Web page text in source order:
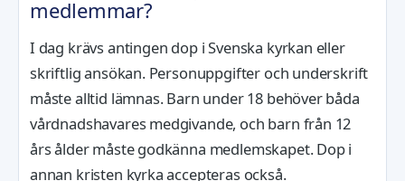
medlemmar?
I dag krävs antingen dop i Svenska kyrkan eller
skriftlig ansökan. Personuppgifter och underskrift
måste alltid lämnas. Barn under 18 behöver båda
vårdnadshavares medgivande, och barn från 12
års ålder måste godkänna medlemskapet. Dop i
annan kristen kyrka accepteras också.